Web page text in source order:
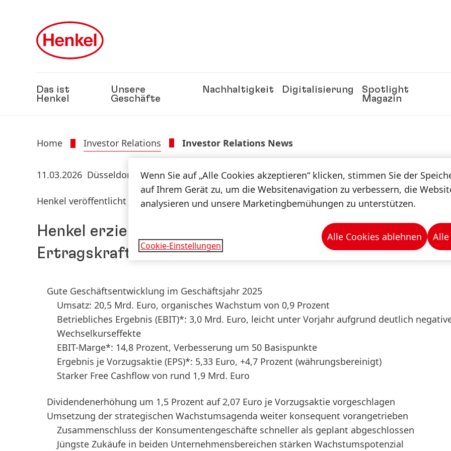
Das ist
Henkel
Unsere
Geschäfte
Nachhaltigkeit Digitalisierung
Spotlight
Magazin
Home Investor Relations Investor Relations News
11.03.2026 Düsseldorf
Henkel veröffentlicht Jahresergebnisse für 2025: Dividende soll weiter steigen
Henkel erzielt 2025 organisches Wachstum und steigert
Ertragskraft durch Innovationen und mehr Effizienz
Gute Geschäftsentwicklung im Geschäftsjahr 2025
Umsatz: 20,5 Mrd. Euro, organisches Wachstum von 0,9 Prozent
Betriebliches Ergebnis (EBIT)*: 3,0 Mrd. Euro, leicht unter Vorjahr aufgrund deutlich
Wechselkurseffekte
EBIT-Marge*: 14,8 Prozent, Verbesserung um 50 Basispunkte
Ergebnis je Vorzugsaktie (EPS)*: 5,33 Euro, +4,7 Prozent (währungsbereinigt)
Starker Free Cashflow von rund 1,9 Mrd. Euro
Dividendenerhöhung um 1,5 Prozent auf 2,07 Euro je Vorzugsaktie vorgeschlagen
Umsetzung der strategischen Wachstumsagenda weiter konsequent vorangetrieben
Zusammenschluss der Konsumentengeschäfte schneller als geplant abgeschlossen
Jüngste Zukäufe in beiden Unternehmensbereichen stärken Wachstumspotenzial
Wenn Sie auf „Alle Cookies akzeptieren“ klicken, stimmen Sie der
auf Ihrem Gerät zu, um die Websitenavigation zu verbessern, die
analysieren und unsere Marketingbemühungen zu unterstützen.
Cookie-Einstellungen
Alle Cookies ablehnen Alle